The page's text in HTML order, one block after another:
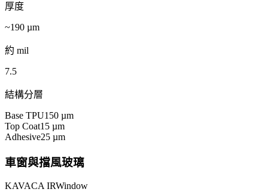
厚度
~190 µm
約 mil
7.5
結構分層
Base TPU150 µm
Top Coat15 µm
Adhesive25 µm
車窗與擋風玻璃
KAVACA IRWindow